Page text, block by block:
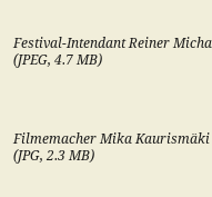
Festival-Intendant Reiner
(JPEG, 4.7 MB)
Filmemacher Mika
(JPG, 2.3 MB)